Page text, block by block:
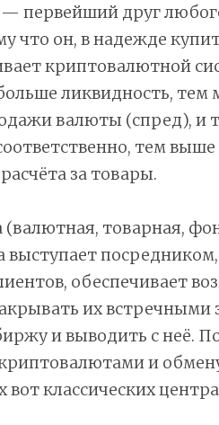
первейший друг
что он, в надежде
криптовалютной
ликвидность,
валюты (спред), и
тем
за товары.
(валютная, товарная,
выступает
обеспечивает
их встречными
и выводить с неё.
криптовалютами и
вот классических